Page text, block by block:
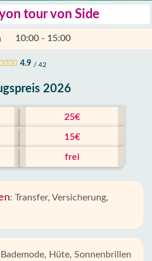
tour von Side
10:00 - 15:00
4.9 / 42
2026
25€
15€
frei
: Transfer, Versicherung,
Bademode, Hüte, Sonnenbrillen